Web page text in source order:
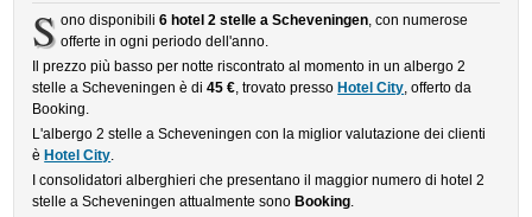
S ono disponibili 6 hotel 2 stelle a Scheveningen, con numerose
offerte in ogni periodo dell'anno.
Il prezzo più basso per notte riscontrato al momento in un albergo 2
stelle a Scheveningen è di45 €, trovato presso Hotel City, offerto da
Booking.
L'albergo 2 stelle a Scheveningen con la miglior valutazione dei clienti
è Hotel City.
I consolidatori alberghieri che presentano il maggior numero di hotel 2
stelle a Scheveningen attualmente sono Booking.